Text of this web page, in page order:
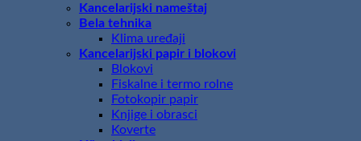
Kancelarijski nameštaj
Bela tehnika
Klima uređaji
Kancelarijski papir i blokovi
Blokovi
Fiskalne i termo rolne
Fotokopir papir
Knjige i obrasci
Koverte